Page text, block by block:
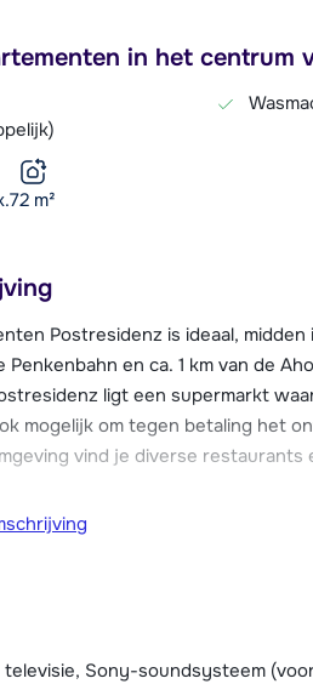
in het centrum
72 m²
Postresidenz is ideaal,
en ca. 1 km van de
ligt een supermarkt
mogelijk om tegen betaling het
vind je diverse restaurants
ingericht, maar hebben toch
In het naastgelegen
relaxruimte (tegen betaling,
Sony-soundsysteem